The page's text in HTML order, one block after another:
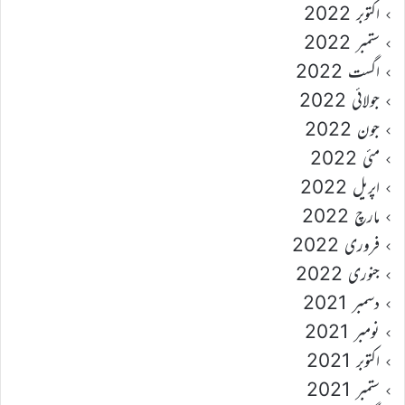
اکتوبر 2022
ستمبر 2022
اگست 2022
جولائی 2022
جون 2022
مئی 2022
اپریل 2022
مارچ 2022
فروری 2022
جنوری 2022
دسمبر 2021
نومبر 2021
اکتوبر 2021
ستمبر 2021